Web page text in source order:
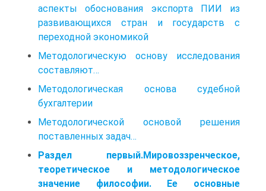
аспекты обоснования экспорта ПИИ из
развивающихся стран и государств с
переходной экономикой
Методологическую основу исследования
составляют…
Методологическая основа судебной
бухгалтерии
Методологической основой решения
поставленных задач…
Раздел первый.Мировоззренческое,
теоретическое и методологическое
значение философии. Ее основные